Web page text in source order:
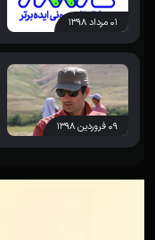
۰۱ مرداد ۱۳۹۸
۰۹ فروردین ۱۳۹۸